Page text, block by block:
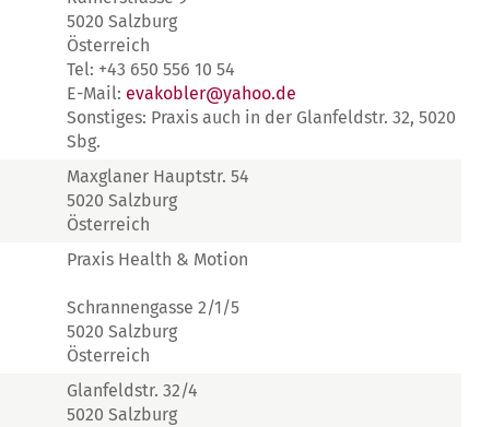
5020 Salzburg
Österreich
Tel: +43 650 556 10 54
E-Mail: evakobler@yahoo.de
Sonstiges: Praxis auch in der Glanfeldstr. 32, 5020
Sbg.
Maxglaner Hauptstr. 54
5020 Salzburg
Österreich
Praxis Health & Motion
Schrannengasse 2/1/5
5020 Salzburg
Österreich
Glanfeldstr. 32/4
5020 Salzburg